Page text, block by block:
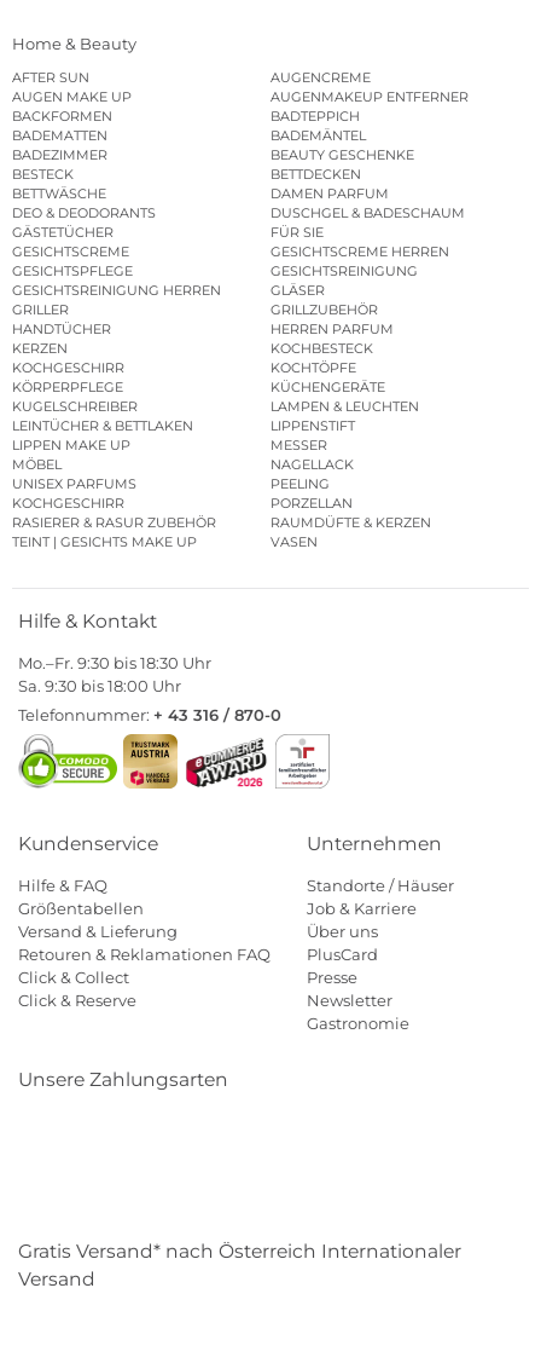
Home & Beauty
AFTER SUN
AUGENCREME
AUGEN MAKE UP
AUGENMAKEUP ENTFERNER
BACKFORMEN
BADTEPPICH
BADEMATTEN
BADEMÄNTEL
BADEZIMMER
BEAUTY GESCHENKE
BESTECK
BETTDECKEN
BETTWÄSCHE
DAMEN PARFUM
DEO & DEODORANTS
DUSCHGEL & BADESCHAUM
GÄSTETÜCHER
FÜR SIE
GESICHTSCREME
GESICHTSCREME HERREN
GESICHTSPFLEGE
GESICHTSREINIGUNG
GESICHTSREINIGUNG HERREN
GLÄSER
GRILLER
GRILLZUBEHÖR
HANDTÜCHER
HERREN PARFUM
KERZEN
KOCHBESTECK
KOCHGESCHIRR
KOCHTÖPFE
KÖRPERPFLEGE
KÜCHENGERÄTE
KUGELSCHREIBER
LAMPEN & LEUCHTEN
LEINTÜCHER & BETTLAKEN
LIPPENSTIFT
LIPPEN MAKE UP
MESSER
MÖBEL
NAGELLACK
UNISEX PARFUMS
PEELING
KOCHGESCHIRR
PORZELLAN
RASIERER & RASUR ZUBEHÖR
RAUMDÜFTE & KERZEN
TEINT | GESICHTS MAKE UP
VASEN
Hilfe & Kontakt
Mo.–Fr. 9:30 bis 18:30 Uhr
Sa. 9:30 bis 18:00 Uhr
Telefonnummer: + 43 316 / 870-0
Kundenservice
Hilfe & FAQ
Größentabellen
Versand & Lieferung
Retouren & Reklamationen FAQ
Click & Collect
Click & Reserve
Unternehmen
Standorte / Häuser
Job & Karriere
Über uns
PlusCard
Presse
Newsletter
Gastronomie
Unsere Zahlungsarten
Gratis Versand* nach Österreich Internationaler
Versand